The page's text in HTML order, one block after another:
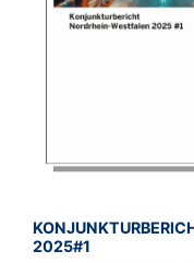
BROSCHÜRE:
2025#1